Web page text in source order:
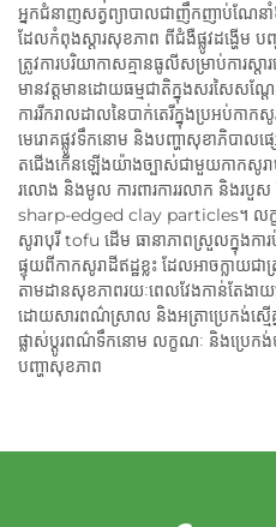
អ្នកជំនាញសត្វព្យាបាលជាញឹកញាប់ណែនាំ
ដែលកំពុងស្តារសុខភាព ពីជំងឺផ្លូវដង្ហើម បញ្
ត្រូវការបរិយាកាសគ្មានធូលីសម្រាប់ការស្
មានវត្តមានដោយធម្មជាតិក្នុងសរសៃសណ្
ការរីករាលដាលនៃបាក់តេរីក្នុងប្រអប់កា
មេរោគផ្លូវទឹកនោម និងបញ្ហាសុខាភិបាល
តជើងកើនឡើងយ៉ាងច្បាស់ជាមួយកាកសូរ
រលោង និងមូល ការពារការរលាក និងរបួ
sharp-edged clay particles។ លក្
សូរាបុរី tofu ដើម ធានាភាពស្រួលក្នុងក
ផ្ទុយពីកាកសូរាដីឥដ្ឋខ្លះ ដែលអាចក្លាយជា
តាមដានសុខភាពរយៈពេលវែងកាន់តែង
ដោយសារពណ៌ស្រាល និងអត្រាប្រេកង់ស្មើគ្
ផ្លាស់ប្តូរពណ៌ទឹកនោម លក្ខណៈ និងប្រេក
បញ្ហាសុខភាព